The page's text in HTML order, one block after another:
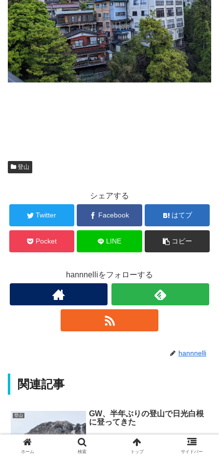
登山
シェアする
Twitter Facebook はてブ
Pocket LINE コピー
hannnelliをフォローする
hannnelli
関連記事
登山
GW、半年ぶりの登山で日光白根
に登ってきた
ホーム 検索 トップ サイドバー